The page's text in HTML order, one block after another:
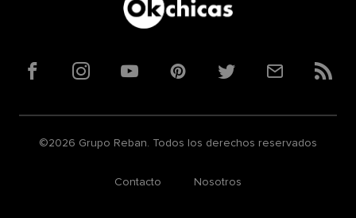
FacebookInstagramYouTubePinterestTwitterCorreoRSS
©2026 Grupo Reban. Todos los derechos reservados
Contacto Nosotros